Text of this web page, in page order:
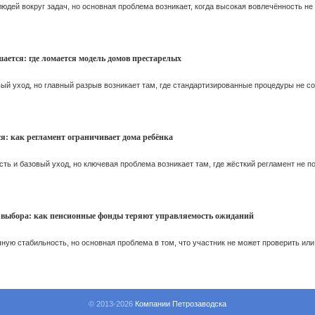
вокруг задач, но основная проблема возникает, когда высокая вовлечённость
где ломается модель домов престарелых
уход, но главный разрыв возникает там, где стандартизированные процедуры не
как регламент ограничивает дома ребёнка
и базовый уход, но ключевая проблема возникает там, где жёсткий регламент не
как пенсионные фонды теряют управляемость ожиданий
стабильность, но основная проблема в том, что участник не может проверить или
© 2013-2026 Компании Петрозаводска